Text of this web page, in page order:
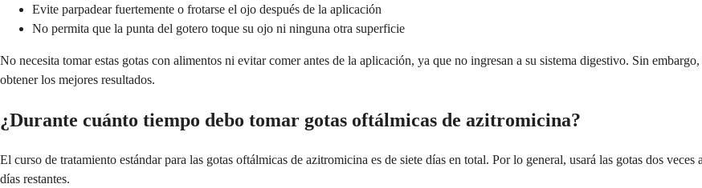
Evite parpadear fuertemente o frotarse el ojo después de la aplicación
No permita que la punta del gotero toque su ojo ni ninguna otra superficie
No necesita tomar estas gotas con alimentos ni evitar comer antes de la aplicación, ya que no ingresan a su sistema digestivo. Sin
obtener los mejores resultados.
¿Durante cuánto tiempo debo tomar gotas oftálmicas de azitromicina?
El curso de tratamiento estándar para las gotas oftálmicas de azitromicina es de siete días en total. Por lo general, usará las gotas dos
días restantes.